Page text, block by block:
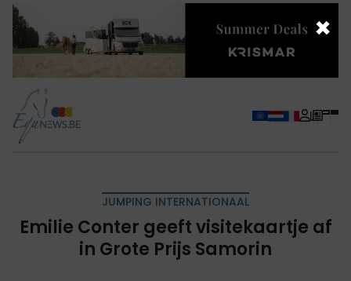
JUMPING INTERNATIONAAL
Emilie Conter geeft visitekaartje af
in Grote Prijs Samorin
×